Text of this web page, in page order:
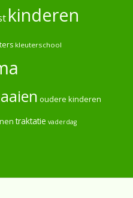
kinderen
kleuterschool
oudere kinderen
traktatie vaderdag